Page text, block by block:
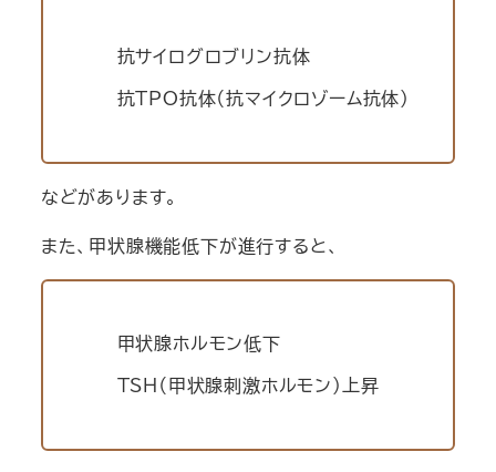
抗サイログロブリン抗体
抗TPO抗体（抗マイクロゾーム抗体）
などがあります。
また、甲状腺機能低下が進行すると、
甲状腺ホルモン低下
TSH（甲状腺刺激ホルモン）上昇